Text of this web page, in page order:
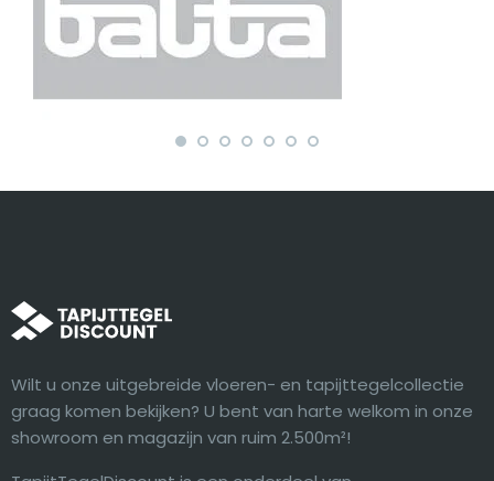
Wilt u onze uitgebreide vloeren- en tapijttegelcollectie
graag komen bekijken? U bent van harte welkom in onze
showroom en magazijn van ruim 2.500m²!